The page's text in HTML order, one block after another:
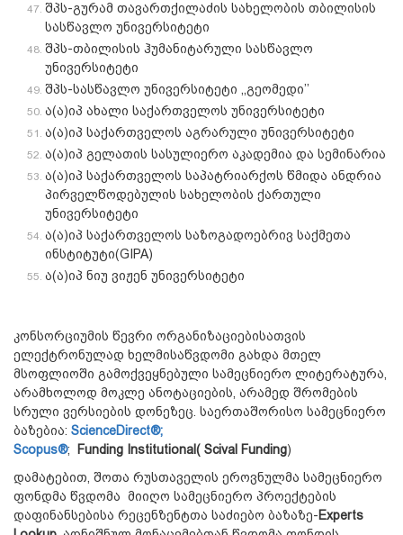
შპს-გურამ თავართქილაძის სახელობის თბილისის
სასწავლო უნივერსიტეტი
შპს-თბილისის ჰუმანიტარული სასწავლო
უნივერსიტეტი
შპს-სასწავლო უნივერსიტეტი ,,გეომედი’’
ა(ა)იპ ახალი საქართველოს უნივერსიტეტი
ა(ა)იპ საქართველოს აგრარული უნივერსიტეტი
ა(ა)იპ გელათის სასულიერო აკადემია და სემინარია
ა(ა)იპ საქართველოს საპატრიარქოს წმიდა ანდრია
პირველწოდებულის სახელობის ქართული
უნივერსიტეტი
ა(ა)იპ საქართველოს საზოგადოებრივ საქმეთა
ინსტიტუტი(GIPA)
ა(ა)იპ ნიუ ვიჟენ უნივერსიტეტი
კონსორციუმის წევრი ორგანიზაციებისათვის
ელექტრონულად ხელმისაწვდომი გახდა მთელ
მსოფლიოში გამოქვეყნებული სამეცნიერო ლიტერატურა,
არამხოლოდ მოკლე ანოტაციების, არამედ შრომების
სრული ვერსიების დონეზეც. საერთაშორისო სამეცნიერო
ბაზებია: ScienceDirect®;
Scopus®; Funding Institutional( Scival Funding)
დამატებით, შოთა რუსთაველის ეროვნულმა სამეცნიერო
ფონდმა წვდომა მიიღო სამეცნიერო პროექტების
დაფინანსებისა რეცენზენტთა საძიებო ბაზაზე-Experts